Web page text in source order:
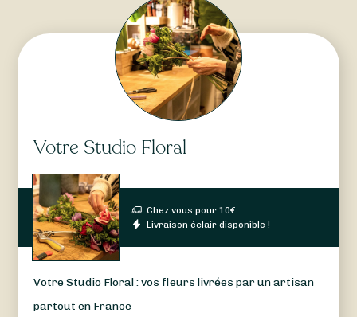
Votre Studio Floral
Chez vous pour10€
Livraison éclair disponible !
Votre Studio Floral : vos fleurs livrées par un artisan
partout en France